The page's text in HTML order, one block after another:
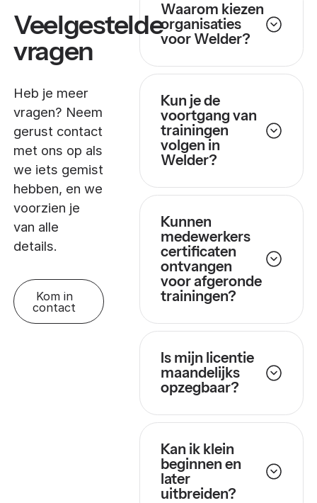
Veelgestelde
vragen
Heb je meer
vragen? Neem
gerust contact
met ons op als
we iets gemist
hebben, en we
voorzien je
van alle
details.
Kom in
contact
Waarom kiezen
organisaties
voor Welder?
Kun je de
voortgang van
trainingen
volgen in
Welder?
Kunnen
medewerkers
certificaten
ontvangen
voor afgeronde
trainingen?
Is mijn licentie
maandelijks
opzegbaar?
Kan ik klein
beginnen en
later
uitbreiden?